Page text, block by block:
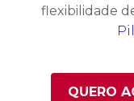
flexibilidade
QUERO